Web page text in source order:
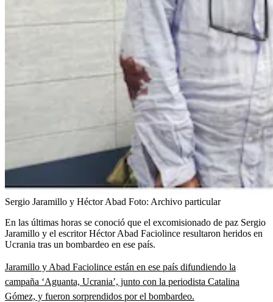
Sergio Jaramillo y Héctor Abad Foto: Archivo particular
En las últimas horas se conoció que el excomisionado de paz Sergio
Jaramillo y el escritor Héctor Abad Faciolince resultaron heridos en
Ucrania tras un bombardeo en ese país.
Jaramillo y Abad Faciolince están en ese país difundiendo la
campaña ‘Aguanta, Ucrania’, junto con la periodista Catalina
Gómez, y fueron sorprendidos por el bombardeo.